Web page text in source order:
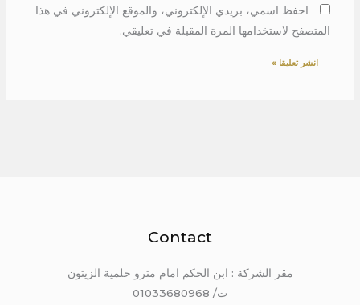
احفظ اسمي، بريدي الإلكتروني، والموقع الإلكتروني في هذا
المتصفح لاستخدامها المرة المقبلة في تعليقي.
Contact
مقر الشركة : ابن الحكم امام مترو حلمية الزيتون
ت/ 01033680968